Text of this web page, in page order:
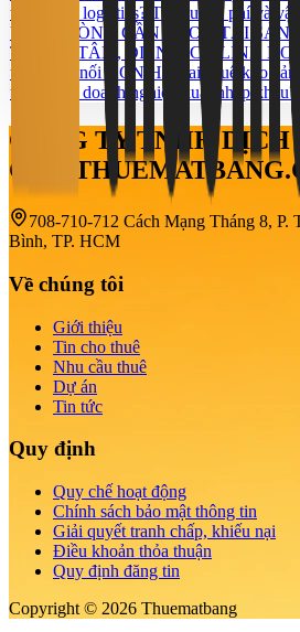
thế gì cho logistics? Tối ưu chi phí và
VĂN PHÒNG CẦN THƠ – TÀI SẢN
TRUNG TÂM, DIỆN TÍCH LINH
thông kết nối KCN Hố Nai Thuê kho
thế gì cho doanh nghiệp xuất nhập khẩu?
CÔNG TY TNHH DỊCH
CÁO
708-710-712 Cách Mạng Tháng 8, P.
Bình, TP. HCM
Về chúng tôi
Giới thiệu
Tin cho thuê
Nhu cầu thuê
Dự án
Tin tức
Quy định
Quy chế hoạt động
Chính sách bảo mật thông tin
Giải quyết tranh chấp, khiếu nại
Điều khoản thỏa thuận
Quy định đăng tin
Copyright © 2026 Thuematbang